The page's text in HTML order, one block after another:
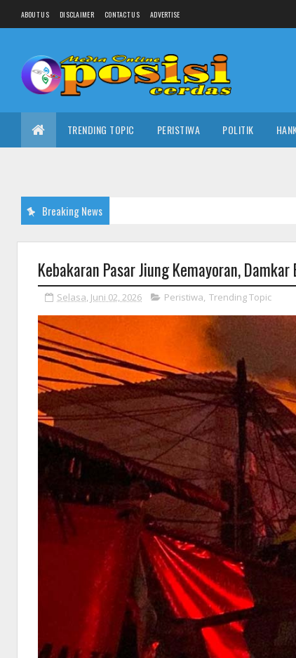
ABOUT US DISCLAIMER CONTACT US ADVERTISE
TRENDING TOPIC PERISTIWA POLITIK
Breaking News
Kebakaran Pasar Jiung Kemayoran,
Selasa, Juni 02, 2026 Peristiwa, Trending Topic